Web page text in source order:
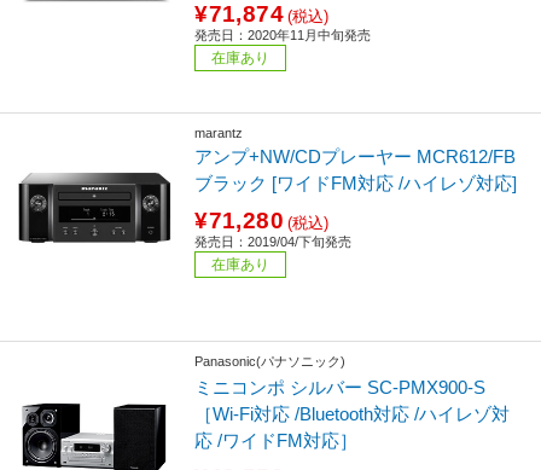
¥71,874 (税込)
発売日：2020年11月中旬発売
在庫あり
marantz
アンプ+NW/CDプレーヤー MCR612/FB
ブラック [ワイドFM対応 /ハイレゾ対応]
¥71,280 (税込)
発売日：2019/04/下旬発売
在庫あり
Panasonic(パナソニック)
ミニコンポ シルバー SC-PMX900-S
［Wi-Fi対応 /Bluetooth対応 /ハイレゾ対
応 /ワイドFM対応］